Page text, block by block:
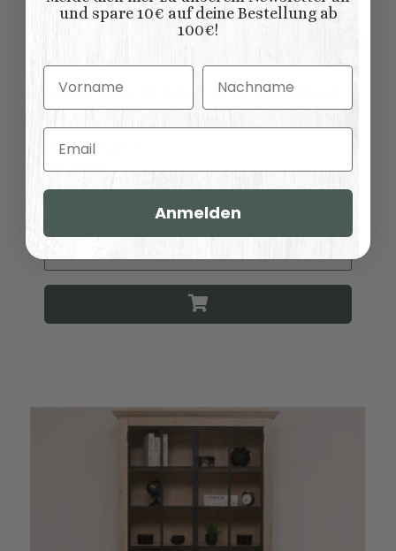
Bücherschrank mit Glastüren im Landhausstil
Nachtblau
UVP: 4.835,00 €
2.234,00 €*
und spare 10€ auf deine Bestellung ab
100€!
Vorname Nachname
Email
Anmelden